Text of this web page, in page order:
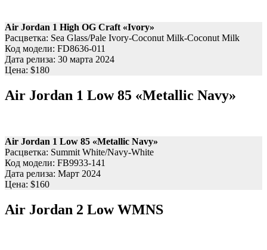
Air Jordan 1 High OG Craft «Ivory»
Расцветка: Sea Glass/Pale Ivory-Coconut Milk-Coconut Milk
Код модели: FD8636-011
Дата релиза: 30 марта 2024
Цена: $180
Air Jordan 1 Low 85 «Metallic Navy»
Air Jordan 1 Low 85 «Metallic Navy»
Расцветка: Summit White/Navy-White
Код модели: FB9933-141
Дата релиза: Март 2024
Цена: $160
Air Jordan 2 Low WMNS